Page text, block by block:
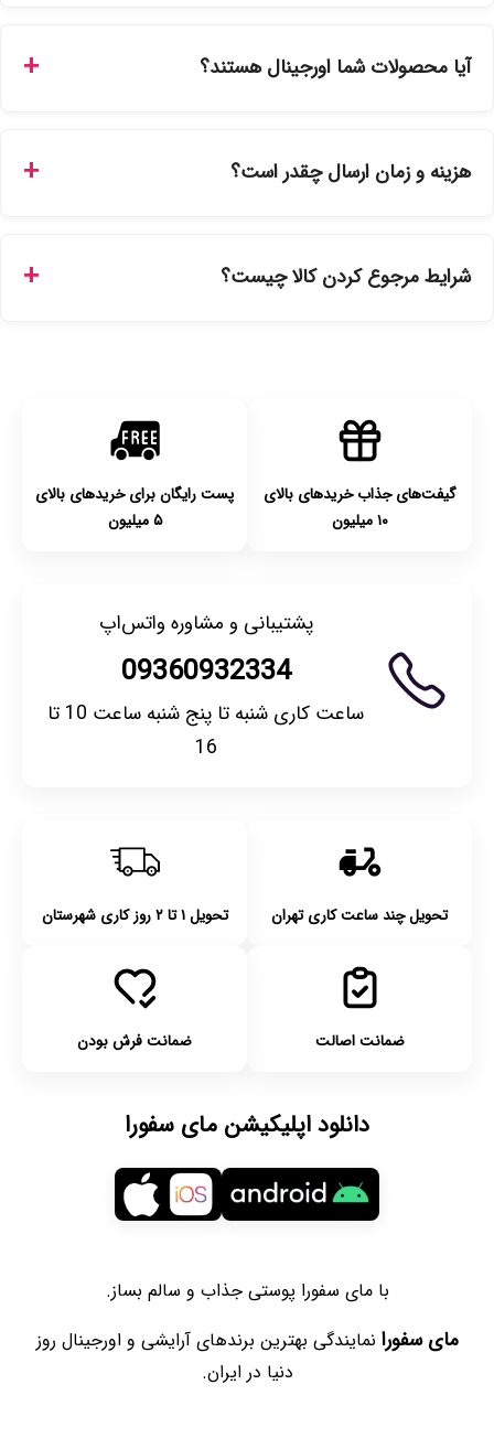
سفارشات در سایت، وضعیت لحظه‌ای مرسوله را مشاهده کنید.
آیا محصولات شما اورجینال هستند؟
نمایندگی‌های معتبر تهیه شده و دارای بچ‌کد قابل استعلام هستند.
هزینه و زمان ارسال چقدر است؟
انتخاب کنید و برای شهرستان‌ها بین یک الی ۳ روز کاری از طریق
شرایط مرجوع کردن کالا چیست؟
گیفت‌های جذاب خریدهای بالای
۱۰ میلیون
پست رایگان برای خریدهای بالای
۵ میلیون
پشتیبانی و مشاوره واتس‌اپ
09360932334
ساعت کاری شنبه تا پنج شنبه ساعت 10 تا
16
تحویل چند ساعت کاری تهران تحویل ۱ تا ۲ روز کاری شهرستان
ضمانت اصالت ضمانت فرش بودن
دانلود اپلیکیشن مای سفورا
با مای سفورا پوستی جذاب و سالم بساز.
مای سفورا نمایندگی بهترین برندهای آرایشی و اورجینال روز
دنیا در ایران.